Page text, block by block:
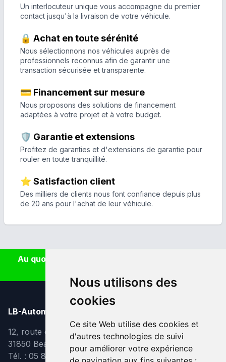
Nous utilisons des
cookies
Ce site Web utilise des cookies et
d'autres technologies de suivi
pour améliorer votre expérience
Un interlocuteur unique vous accompagne du premier
contact jusqu'à la livraison de votre véhicule.
🔒 Achat en toute sérénité
Nous sélectionnons nos véhicules auprès de
professionnels reconnus afin de garantir une
transaction sécurisée et transparente.
💳 Financement sur mesure
Nous proposons des solutions de financement
adaptées à votre projet et à votre budget.
🛡️ Garantie et extensions
Profitez de garanties et d'extensions de garantie pour
rouler en toute tranquillité.
⭐ Satisfaction client
Des milliers de clients nous font confiance depuis plus
de 20 ans pour l'achat de leur véhicule.
Au quotidien, prenez les transports en commun
LB-Automobiles.com
12, route de Lavaur
31850 Beaupuy
Tél. : 05 82 95 39 40